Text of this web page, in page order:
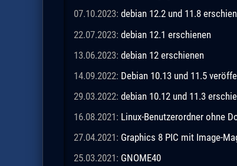
07.10.2023: debian 12.2 und 11.8
22.07.2023: debian 12.1 erschienen
13.06.2023: debian 12 erschienen
14.09.2022: Debian 10.13 und 11.5
29.03.2022: debian 10.12 und 11.3
16.08.2021: Linux-Benutzerordner ohne
27.04.2021: Graphics 8 PIC mit Image-
25.03.2021: GNOME40